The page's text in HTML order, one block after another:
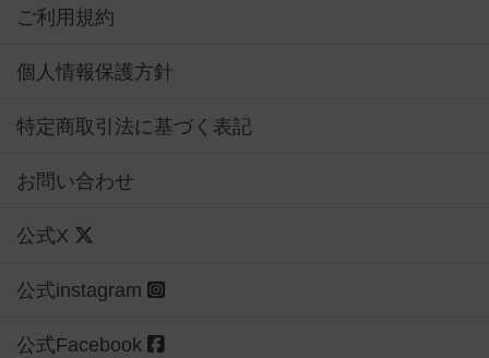
ご利用規約
個人情報保護方針
特定商取引法に基づく表記
お問い合わせ
公式X
公式instagram
公式Facebook